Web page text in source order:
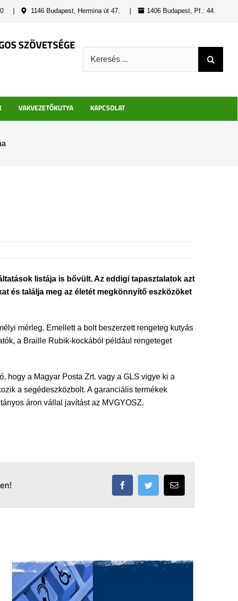
1146 Budapest, Hermina út 47. 1406 Budapest, Pf.: 44.
SZÖVETSÉGE
VAKVEZETŐKUTYA KAPCSOLAT
listája is bővült. Az eddigi tapasztalatok azt
és találja meg az életét megkönnyítő eszközöket
mérleg. Emellett a bolt beszerzett rengeteg kutyás
a Braille Rubik-kockából például rengeteget
hogy a Magyar Posta Zrt. vagy a GLS vigye ki a
a segédeszközbolt. A garanciális termékek
áron vállal javítást az MVGYOSZ.
FacebookTwitter Email: